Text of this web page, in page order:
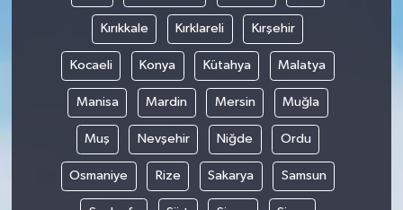
Kırıkkale Kırklareli Kırşehir
Kocaeli Konya Kütahya Malatya
Manisa Mardin Mersin Muğla
Muş Nevşehir Niğde Ordu
Osmaniye Rize Sakarya Samsun